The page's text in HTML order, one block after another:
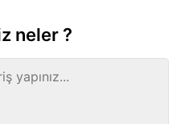
neler ?